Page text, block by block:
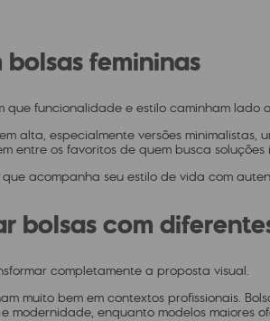
femininas
que funcionalidade e estilo caminham lado
alta, especialmente versões
entre os favoritos de quem busca
acompanha seu estilo de vida com
bolsas com
completamente a proposta visual.
muito bem em contextos profissionais.
modernidade, enquanto modelos maiores